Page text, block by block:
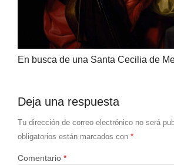
En busca de una Santa Cecilia de
Deja una respuesta
Tu dirección de correo electrónico no será
obligatorios están marcados con *
Comentario *